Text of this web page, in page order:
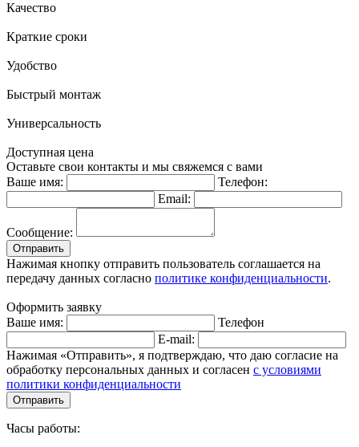
Качество
Краткие сроки
Удобство
Быстрый монтаж
Универсальность
Доступная цена
Оставьте свои контакты и мы свяжемся с вами
Ваше имя:
Телефон:
Email:
Сообщение:
Отправить
Нажимая кнопку отправить пользователь соглашается на
передачу данных согласно политике конфиденциальности.
Оформить заявку
Ваше имя:
Телефон
E-mail:
Нажимая «Отправить», я подтверждаю, что даю согласие на
обработку персональных данных и согласен с условиями
политики конфиденциальности
Отправить
Часы работы: